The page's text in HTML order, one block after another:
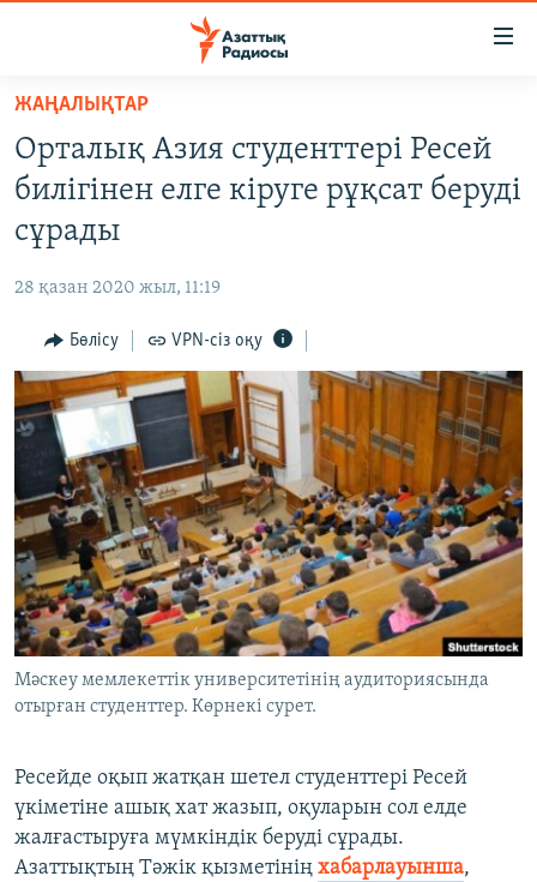
Skip
main
content
main
to
Search
САЯСАТ
АДАМ ҚҰҚЫҚТАРЫ
ӘЛЕУМЕТ
ӘЛЕМ
АРНАЙЫ ЖОБАЛАР
Русский
ЖАЗЫЛЫҢЫЗ
Басқа тілдерде
ЖАҢАЛЫҚТАР
Орталық Азия студенттері Ресей
билігінен елге кіруге рұқсат беруді
сұрады
28 қазан 2020 жыл, 11:19
Бөлісу VPN-сіз оқу
Мәскеу мемлекеттік университетінің аудиториясында
отырған студенттер. Көрнекі сурет.
Ресейде оқып жатқан шетел студенттері Ресей
үкіметіне ашық хат жазып, оқуларын сол елде
жалғастыруға мүмкіндік беруді сұрады.
Азаттықтың Тәжік қызметінің хабарлауынша,